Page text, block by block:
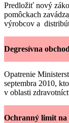
Predložiť nový
pomôckach
výrobcov a
Degresívna
Opatrenie
septembra 2010,
v oblasti
Ochranný limit na